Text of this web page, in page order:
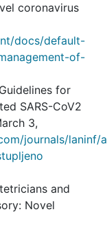
coronavirus
docs/default-
of-
for
SARS-CoV2
3,
journals/laninf/
and
Novel